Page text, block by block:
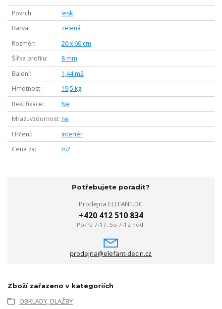
Povrch
lesk
Barva
zelená
Rozměr
20 x 60 cm
Šířka profilu
8 mm
Balení
1,44 m2
Hmotnost
19,5 kg
Rektifikace
Ne
Mrazuvzdornost ne
Určení
Interiér
Cena za
m2
Potřebujete poradit?
Prodejna ELEFANT.DC
+420 412 510 834
Po-Pá 7-17, So 7-12 hod.
prodejna@elefant-decin.cz
Zboží zařazeno v kategoriích
OBKLADY, DLAŽBY